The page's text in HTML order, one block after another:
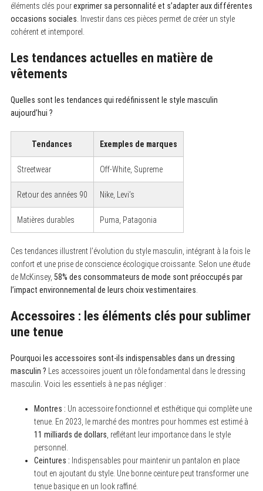
éléments clés pourexprimer sa personnalité et s’adapter aux différentes
occasions sociales . Investir dans ces pièces permet de créer un style
cohérent et intemporel.
Les tendances actuelles en matière de
vêtements
Quelles sont les tendances qui redéfinissent le style masculin
aujourd’hui ?
Tendances Exemples de marques
Streetwear Off-White, Supreme
Retour des années 90 Nike, Levi’s
Matières durables Puma, Patagonia
Ces tendances illustrent l’évolution du style masculin, intégrant à la fois le
confort et une prise de conscience écologique croissante. Selon une étude
de McKinsey, 58% des consommateurs de mode sont préoccupés par
l’impact environnemental de leurs choix vestimentaires
Accessoires : les éléments clés pour sublimer
une tenue
Pourquoi les accessoires sont-ils indispensables dans un dressing
masculin ? Les accessoires jouent un rôle fondamental dans le dressing
masculin. Voici les essentiels à ne pas négliger :
Montres : Un accessoire fonctionnel et esthétique qui complète une
tenue. En 2023, le marché des montres pour hommes est estimé à
11 milliards de dollars , reflétant leur importance dans le style
personnel.
Ceintures : Indispensables pour maintenir un pantalon en place
tout en ajoutant du style. Une bonne ceinture peut transformer une
tenue basique en un look raffiné.
S
a